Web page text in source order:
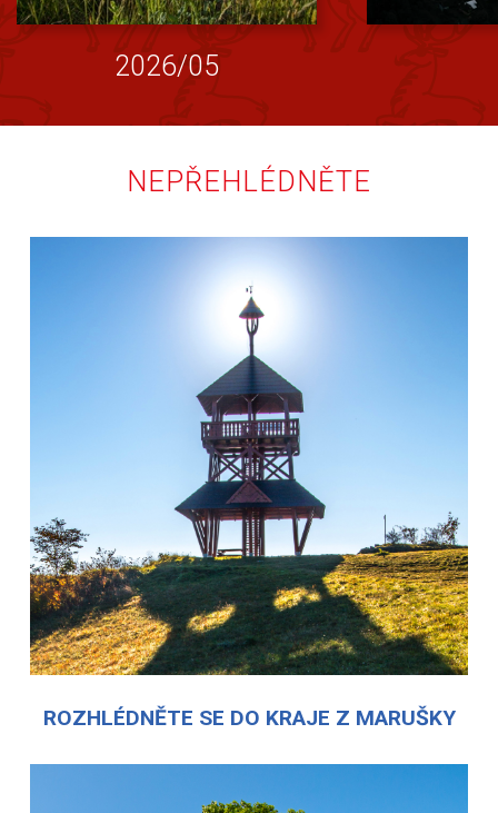
2026/05
NEPŘEHLÉDNĚTE
ROZHLÉDNĚTE SE DO KRAJE Z MARUŠKY